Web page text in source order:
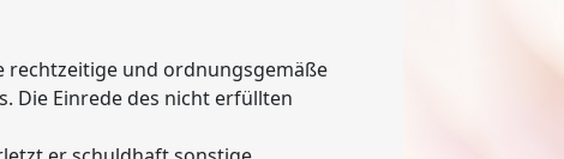
rechtzeitige und ordnungsgemäße
Die Einrede des nicht erfüllten